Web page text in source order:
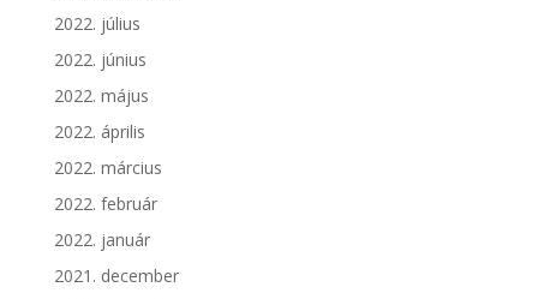
2022. július
2022. június
2022. május
2022. április
2022. március
2022. február
2022. január
2021. december